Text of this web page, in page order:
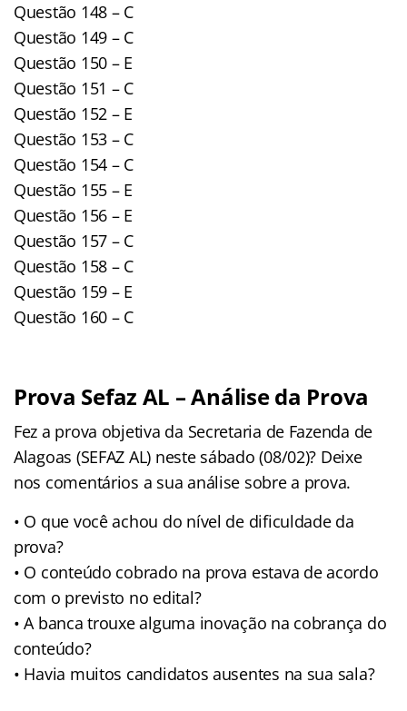
Questão 148 – C
Questão 149 – C
Questão 150 – E
Questão 151 – C
Questão 152 – E
Questão 153 – C
Questão 154 – C
Questão 155 – E
Questão 156 – E
Questão 157 – C
Questão 158 – C
Questão 159 – E
Questão 160 – C
Prova Sefaz AL – Análise da Prova
Fez a prova objetiva da Secretaria de Fazenda de
Alagoas (SEFAZ AL) neste sábado (08/02)? Deixe
nos comentários a sua análise sobre a prova.
• O que você achou do nível de dificuldade da
prova?
• O conteúdo cobrado na prova estava de acordo
com o previsto no edital?
• A banca trouxe alguma inovação na cobrança do
conteúdo?
• Havia muitos candidatos ausentes na sua sala?